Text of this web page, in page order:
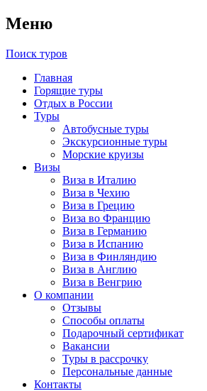
Меню
Поиск туров
Главная
Горящие туры
Отдых в России
Туры
Автобусные туры
Экскурсионные туры
Морские круизы
Визы
Виза в Италию
Виза в Чехию
Виза в Грецию
Виза во Францию
Виза в Германию
Виза в Испанию
Виза в Финляндию
Виза в Англию
Виза в Венгрию
О компании
Отзывы
Способы оплаты
Подарочный сертификат
Вакансии
Туры в рассрочку
Персональные данные
Контакты